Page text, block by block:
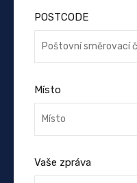
POSTCODE
Místo
Vaše zpráva